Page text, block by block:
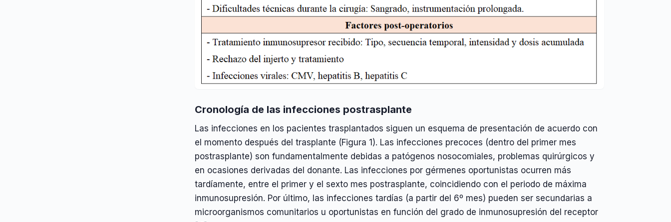
Cronología de las infecciones postrasplante
Las infecciones en los pacientes trasplantados siguen un esquema de presentación de acuerdo con
el momento después del trasplante (Figura 1). Las infecciones precoces (dentro del primer mes
postrasplante) son fundamentalmente debidas a patógenos nosocomiales, problemas quirúrgicos y
en ocasiones derivadas del donante. Las infecciones por gérmenes oportunistas ocurren más
tardíamente, entre el primer y el sexto mes postrasplante, coincidiendo con el periodo de máxima
inmunosupresión. Por último, las infecciones tardías (a partir del 6º mes) pueden ser secundarias a
microorganismos comunitarios u oportunistas en función del grado de inmunosupresión del receptor